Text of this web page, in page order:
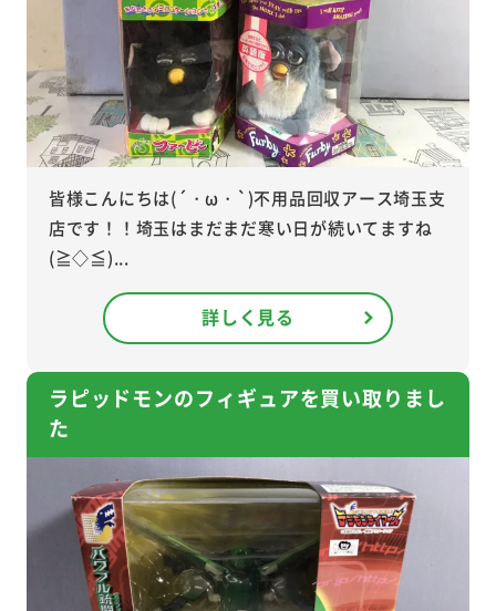
皆様こんにちは(´・ω・`)不用品回収アース埼玉支
店です！！埼玉はまだまだ寒い日が続いてますね
(≧◇≦)...
詳しく見る
ラピッドモンのフィギュアを買い取りまし
た